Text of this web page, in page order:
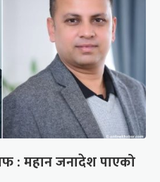
: महान जनादेश पाएको